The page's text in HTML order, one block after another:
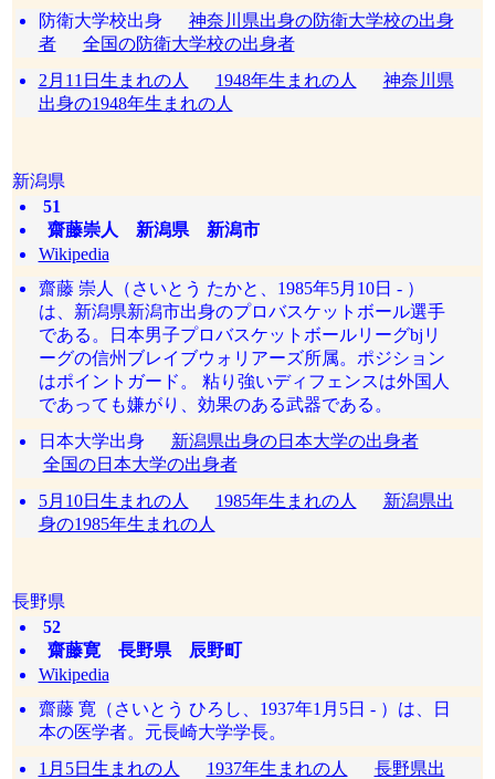
防衛大学校出身 神奈川県出身の防衛大学校の出身
者
全国の防衛大学校の出身者
2月11日生まれの人
1948年生まれの人
神奈川県
出身の1948年生まれの人
新潟県
51
齋藤崇人 新潟県 新潟市
Wikipedia
齋藤 崇人（さいとう たかと、1985年5月10日 - ）
は、新潟県新潟市出身のプロバスケットボール選手
である。日本男子プロバスケットボールリーグbjリ
ーグの信州ブレイブウォリアーズ所属。ポジション
はポイントガード。 粘り強いディフェンスは外国人
であっても嫌がり、効果のある武器である。
日本大学出身 新潟県出身の日本大学の出身者
全国の日本大学の出身者
5月10日生まれの人
1985年生まれの人
新潟県出
身の1985年生まれの人
長野県
52
齋藤寛 長野県 辰野町
Wikipedia
齋藤 寛（さいとう ひろし、1937年1月5日 - ）は、日
本の医学者。元長崎大学学長。
1月5日生まれの人
1937年生まれの人
長野県出